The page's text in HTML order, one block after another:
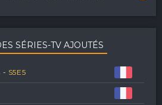
SÉRIES-TV AJOUTÉS
- S5E5